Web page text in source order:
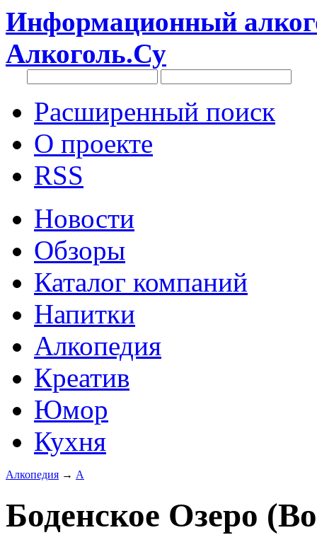
Информационный
Алкоголь.Су
Расширенный поиск
О проекте
RSS
Новости
Обзоры
Каталог компаний
Напитки
Алкопедия
Креатив
Юмор
Кухня
Алкопедия → А
Боденское Озеро